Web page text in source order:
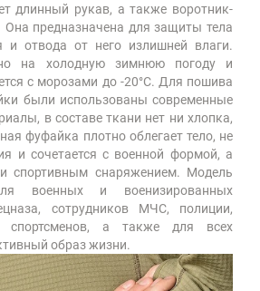
длинный рукав, а также воротник-
Она предназначена для защиты тела
и отвода от него излишней влаги.
на холодную зимнюю погоду и
с морозами до -20°С. Для пошива
были использованы современные
в составе ткани нет ни хлопка,
фуфайка плотно облегает тело, не
и сочетается с военной формой, а
спортивным снаряжением. Модель
военных и военизированных
сотрудников МЧС, полиции,
спортсменов, а также для всех
образ жизни.